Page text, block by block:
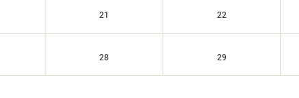
21 22
28 29